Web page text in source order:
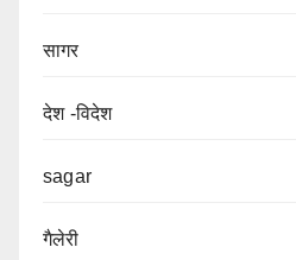
सागर
देश -विदेश
sagar
गैलेरी